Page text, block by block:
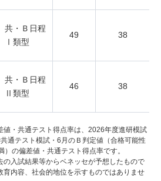
共・Ｂ日程
Ⅰ類型
49 38
共・Ｂ日程
Ⅱ類型
46 38
・共通テスト得点率は、2026年度進研模試
通テスト模試・6月のＢ判定値（合格可能性
）の偏差値・共通テスト得点率です。
入試結果等からベネッセが予想したもので
育内容、社会的地位を示すものではありませ